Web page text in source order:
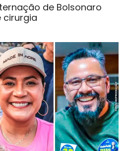
de Bolsonaro
cirurgia